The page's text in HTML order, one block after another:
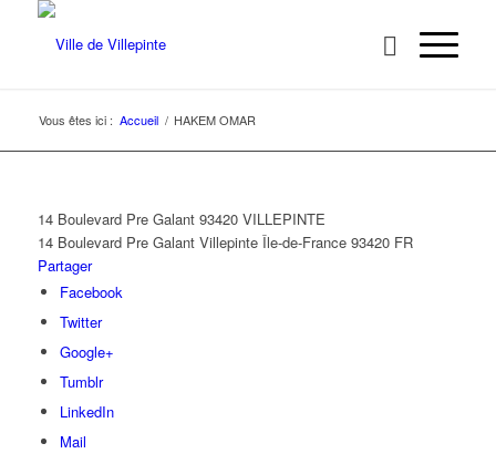
Vous êtes ici : Accueil / HAKEM OMAR
14 Boulevard Pre Galant 93420 VILLEPINTE
14 Boulevard Pre Galant Villepinte Île-de-France 93420 FR
Partager
Facebook
Twitter
Google+
Tumblr
LinkedIn
Mail